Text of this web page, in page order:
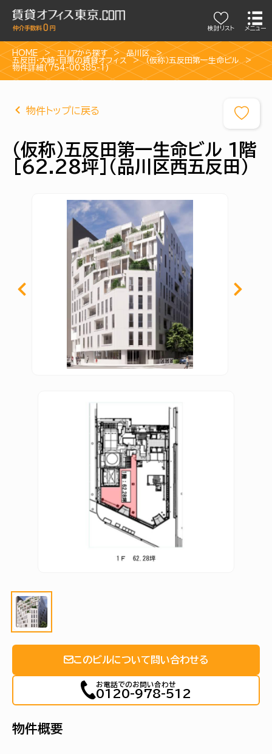
検討リスト メニュー
HOME エリアから探す
品川区
五反田・大崎・目黒の賃貸オフィス
（仮称）五反田第一生命ビル
物件詳細(754-00385-1)
物件トップに戻る
（仮称）五反田第一生命ビル 1階
[62.28坪]（品川区西五反田）
このビルについて問い合わせる
お電話でのお問い合わせ
0120-978-512
物件概要